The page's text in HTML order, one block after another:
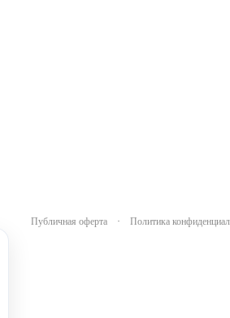
Публичная оферта · Политика